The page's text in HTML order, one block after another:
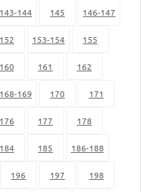
143-144 145 146-147
152 153-154 155
160 161 162
168-169 170 171
176 177 178
184 185 186-188
196 197 198